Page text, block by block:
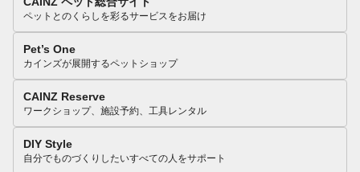
ペットとのくらしを彩るサービスをお届け
Pet’s One
カインズが展開するペットショップ
CAINZ Reserve
ワークショップ、施設予約、工具レンタル
DIY Style
自分でものづくりしたいすべての人をサポート